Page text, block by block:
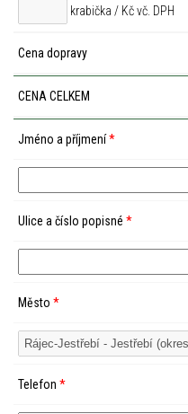
krabička / Kč vč. DPH
Cena dopravy
CENA CELKEM
Jméno a příjmení*
Ulice a číslo popisné *
Město *
Telefon *